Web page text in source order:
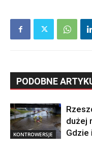
PODOBNE
KONTROWERSJE
dużej
Gdzie